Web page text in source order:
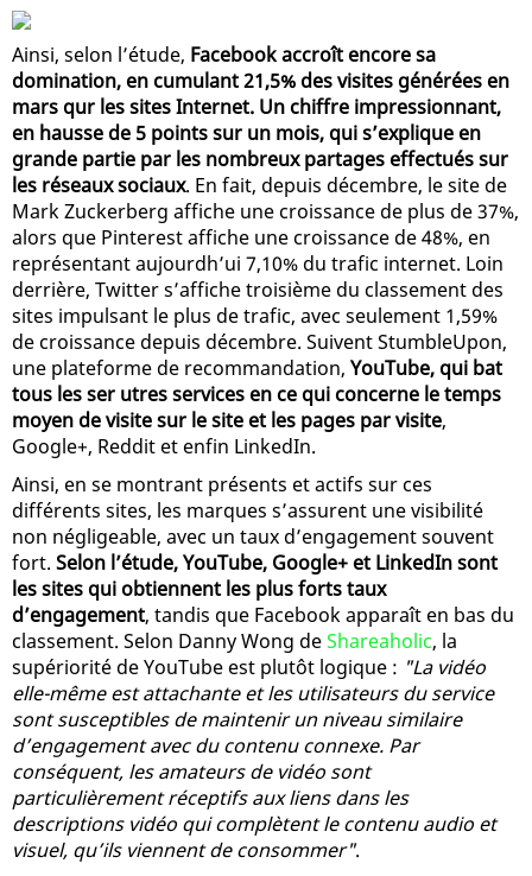
Ainsi, selon l’étude, Facebook accroît encore sa
domination, en cumulant 21,5% des visites générées en
mars qur les sites Internet. Un chiffre impressionnant,
en hausse de 5 points sur un mois, qui s’explique en
grande partie par les nombreux partages effectués sur
les réseaux sociaux. En fait, depuis décembre, le site de
Mark Zuckerberg affiche une croissance de plus de 37%,
alors que Pinterest affiche une croissance de 48%, en
représentant aujourdh’ui 7,10% du trafic internet. Loin
derrière, Twitter s’affiche troisième du classement des
sites impulsant le plus de trafic, avec seulement 1,59%
de croissance depuis décembre. Suivent StumbleUpon,
une plateforme de recommandation, YouTube, qui bat
tous les ser utres services en ce qui concerne le temps
moyen de visite sur le site et les pages par visite,
Google+, Reddit et enfin LinkedIn.
Ainsi, en se montrant présents et actifs sur ces
différents sites, les marques s’assurent une visibilité
non négligeable, avec un taux d’engagement souvent
fort. Selon l’étude, YouTube, Google+ et LinkedIn sont
les sites qui obtiennent les plus forts taux
d’engagement, tandis que Facebook apparaît en bas du
classement. Selon Danny Wong deShareaholic, la
supériorité de YouTube est plutôt logique : "La vidéo
elle-même est attachante et les utilisateurs du service
sont susceptibles de maintenir un niveau similaire
d’engagement avec du contenu connexe. Par
conséquent, les amateurs de vidéo sont
particulièrement réceptifs aux liens dans les
descriptions vidéo qui complètent le contenu audio et
visuel, qu’ils viennent de consommer".